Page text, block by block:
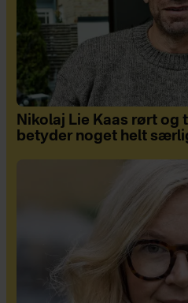
Nikolaj Lie Kaas rørt og
betyder noget helt